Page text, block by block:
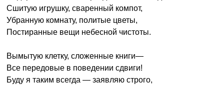
Сшитую игрушку, сваренный компот,
Убранную комнату, политые цветы,
Постиранные вещи небесной чистоты.
Вымытую клетку, сложенные книги—
Все передовые в поведении сдвиги!
Буду я таким всегда — заявляю строго,